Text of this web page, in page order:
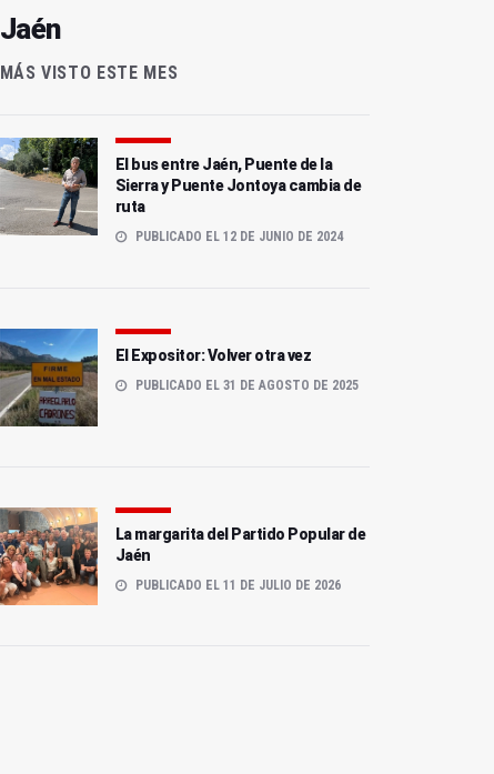
Jaén
MÁS VISTO ESTE MES
El bus entre Jaén, Puente de la
Sierra y Puente Jontoya cambia de
ruta
PUBLICADO EL 12 DE JUNIO DE 2024
El Expositor: Volver otra vez
PUBLICADO EL 31 DE AGOSTO DE 2025
La margarita del Partido Popular de
Jaén
PUBLICADO EL 11 DE JULIO DE 2026